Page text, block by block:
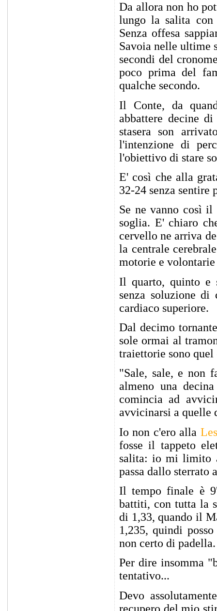
Da allora non ho
lungo la salita
Senza offesa
Savoia nelle ultime
secondi del
poco prima del
qualche secondo.
Il Conte, da
abbattere decine
stasera son
l'intenzione di
l'obiettivo di stare
E' così che alla
32-24 senza
Se ne vanno così
soglia. E' chiaro
cervello ne arriva
la centrale
motorie e
Il quarto, quinto e
senza soluzione
cardiaco superiore.
Dal decimo
sole ormai al
traiettorie sono quel
"Sale, sale, e non
almeno una
comincia ad
avvicinarsi a quelle
Io non c'ero alla
fosse il tappeto
salita: io mi limito
passa dallo sterrato
Il tempo finale è
battiti, con tutta la
di 1,33, quando il
1,235, quindi
non certo di padella.
Per dire insomma
tentativo...
Devo
recupero del mio